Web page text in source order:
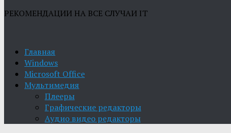
РЕКОМЕНДАЦИИ НА ВСЕ СЛУЧАИ IT
Главная
Windows
Microsoft Office
Мультимедия
Плееры
Графические редакторы
Aудио видео редакторы